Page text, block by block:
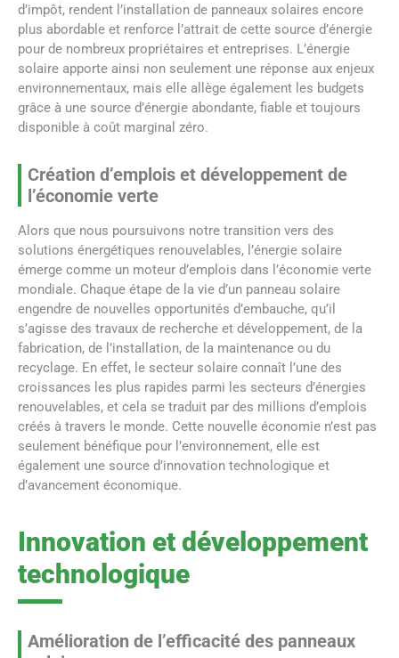
d’impôt, rendent l’installation de panneaux solaires encore
plus abordable et renforce l’attrait de cette source d’énergie
pour de nombreux propriétaires et entreprises. L’énergie
solaire apporte ainsi non seulement une réponse aux enjeux
environnementaux, mais elle allège également les budgets
grâce à une source d’énergie abondante, fiable et toujours
disponible à coût marginal zéro.
Création d’emplois et développement de
l’économie verte
Alors que nous poursuivons notre transition vers des
solutions énergétiques renouvelables, l’énergie solaire
émerge comme un moteur d’emplois dans l’économie verte
mondiale. Chaque étape de la vie d’un panneau solaire
engendre de nouvelles opportunités d’embauche, qu’il
s’agisse des travaux de recherche et développement, de la
fabrication, de l’installation, de la maintenance ou du
recyclage. En effet, le secteur solaire connaît l’une des
croissances les plus rapides parmi les secteurs d’énergies
renouvelables, et cela se traduit par des millions d’emplois
créés à travers le monde. Cette nouvelle économie n’est pas
seulement bénéfique pour l’environnement, elle est
également une source d’innovation technologique et
d’avancement économique.
Innovation et développement
technologique
Amélioration de l’efficacité des panneaux